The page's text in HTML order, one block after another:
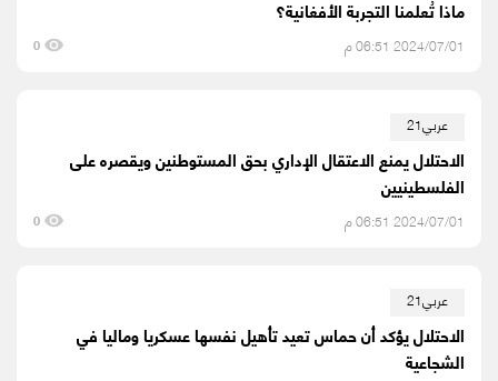
ماذا تُعلمنا التجربة الأفغانية؟
2024/07/01 06:51 م 0
عربي21
الاحتلال يمنع الاعتقال الإداري بحق المستوطنين ويقصره على
الفلسطينيين
2024/07/01 06:51 م 0
عربي21
الاحتلال يؤكد أن حماس تعيد تأهيل نفسها عسكريا وماليا في
الشجاعية